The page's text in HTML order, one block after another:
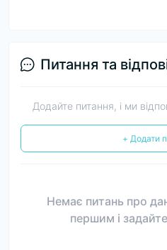
Питання та
Додайте питання, і ми
+ Додати
Немає питань про
першим і